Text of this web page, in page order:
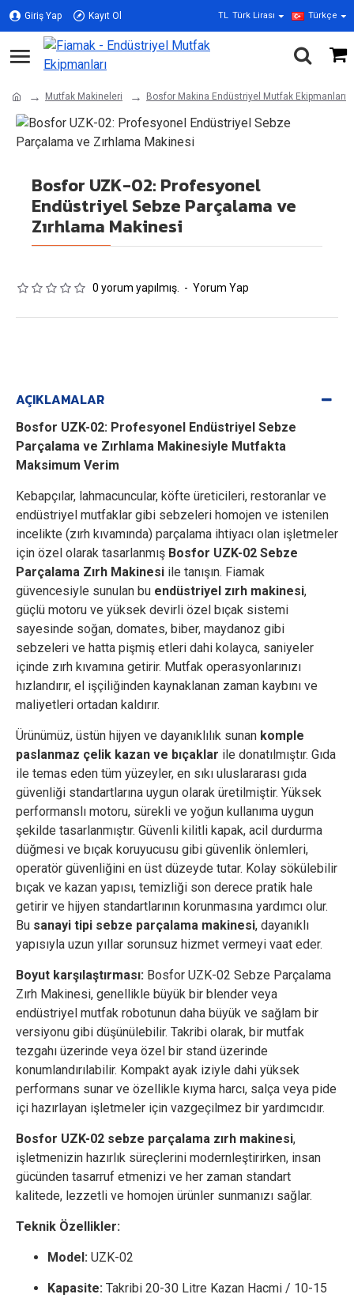
Giriş Yap Kayıt Ol TL Türk Lirası Türkçe
Mutfak Makineleri Bosfor Makina Endüstriyel Mutfak Ekipmanları
Bosfor UZK-02: Profesyonel
Endüstriyel Sebze Parçalama ve
Zırhlama Makinesi
0 yorum yapılmış. - Yorum Yap
AÇIKLAMALAR
Bosfor UZK-02: Profesyonel Endüstriyel Sebze
Parçalama ve Zırhlama Makinesiyle Mutfakta
Maksimum Verim
Kebapçılar, lahmacuncular, köfte üreticileri, restoranlar ve
endüstriyel mutfaklar gibi sebzeleri homojen ve istenilen
incelikte (zırh kıvamında) parçalama ihtiyacı olan işletmeler
için özel olarak tasarlanmış Bosfor UZK-02 Sebze
Parçalama Zırh Makinesi ile tanışın. Fiamak
güvencesiyle sunulan bu endüstriyel zırh makinesi,
güçlü motoru ve yüksek devirli özel bıçak sistemi
sayesinde soğan, domates, biber, maydanoz gibi
sebzeleri ve hatta pişmiş etleri dahi kolayca, saniyeler
içinde zırh kıvamına getirir. Mutfak operasyonlarınızı
hızlandırır, el işçiliğinden kaynaklanan zaman kaybını ve
maliyetleri ortadan kaldırır.
Ürünümüz, üstün hijyen ve dayanıklılık sunan komple
paslanmaz çelik kazan ve bıçaklar ile donatılmıştır. Gıda
ile temas eden tüm yüzeyler, en sıkı uluslararası gıda
güvenliği standartlarına uygun olarak üretilmiştir. Yüksek
performanslı motoru, sürekli ve yoğun kullanıma uygun
şekilde tasarlanmıştır. Güvenli kilitli kapak, acil durdurma
düğmesi ve bıçak koruyucusu gibi güvenlik önlemleri,
operatör güvenliğini en üst düzeyde tutar. Kolay sökülebilir
bıçak ve kazan yapısı, temizliği son derece pratik hale
getirir ve hijyen standartlarının korunmasına yardımcı olur.
Bu sanayi tipi sebze parçalama makinesi, dayanıklı
yapısıyla uzun yıllar sorunsuz hizmet vermeyi vaat eder.
Boyut karşılaştırması: Bosfor UZK-02 Sebze Parçalama
Zırh Makinesi, genellikle büyük bir blender veya
endüstriyel mutfak robotunun daha büyük ve sağlam bir
versiyonu gibi düşünülebilir. Takribi olarak, bir mutfak
tezgahı üzerinde veya özel bir stand üzerinde
konumlandırılabilir. Kompakt ayak iziyle dahi yüksek
performans sunar ve özellikle kıyma harcı, salça veya pide
içi hazırlayan işletmeler için vazgeçilmez bir yardımcıdır.
Bosfor UZK-02 sebze parçalama zırh makinesi,
işletmenizin hazırlık süreçlerini modernleştirirken, insan
gücünden tasarruf etmenizi ve her zaman standart
kalitede, lezzetli ve homojen ürünler sunmanızı sağlar.
Teknik Özellikler:
Model: UZK-02
Kapasite: Takribi 20-30 Litre Kazan Hacmi / 10-15